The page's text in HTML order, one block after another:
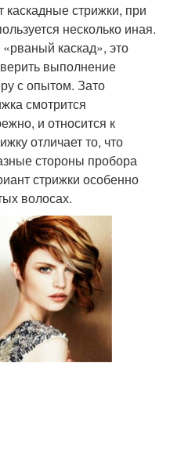
стрижки, при
несколько иная.
каскад», это
выполнение
с опытом. Зато
смотрится
и относится к
отличает то, что
стороны пробора
стрижки особенно
волосах.